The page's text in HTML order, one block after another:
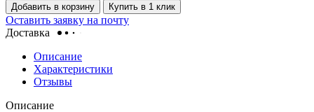
Добавить в корзину
Купить в 1 клик
Оставить заявку на почту
Доставка
Описание
Характеристики
Отзывы
Описание